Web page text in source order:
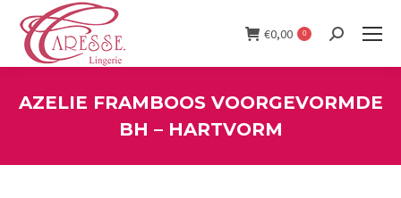
€0,00 0 Search:
AZELIE FRAMBOOS VOORGEVORMDE
BH – HARTVORM